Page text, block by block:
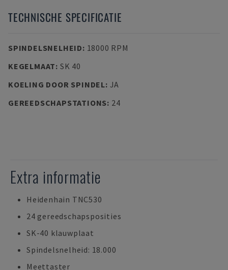
TECHNISCHE SPECIFICATIE
SPINDELSNELHEID: 18000 RPM
KEGELMAAT: SK 40
KOELING DOOR SPINDEL: JA
GEREEDSCHAPSTATIONS: 24
Extra informatie
Heidenhain TNC530
24 gereedschapsposities
SK-40 klauwplaat
Spindelsnelheid: 18.000
Meettaster